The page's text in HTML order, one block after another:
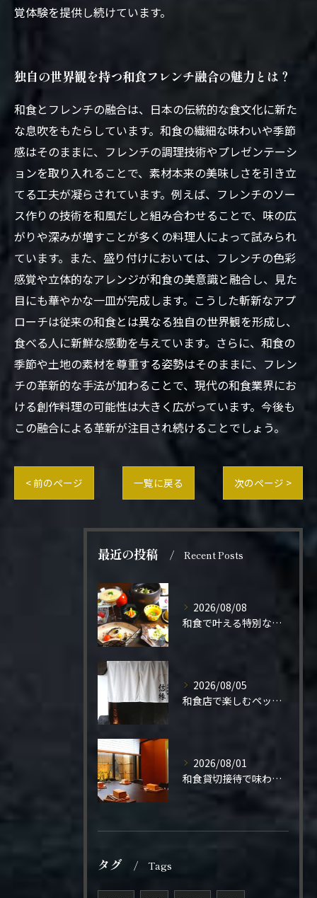
覚体験を提供し続けています。
独自の世界観を持つ和食フレンチ融合の魅力とは？
和食とフレンチの融合は、日本の伝統的な食文化に新た
な息吹をもたらしています。和食の繊細な味わいや季節
感はそのままに、フレンチの調理技術やプレゼンテーシ
ョンを取り入れることで、素材本来の美味しさを引き立
てる工夫が凝らされています。例えば、フレンチのソー
ス作りの技術を和風だしと組み合わせることで、味の広
がりや深みが増すことが多くの料理人によって試みられ
ています。また、盛り付けにおいては、フレンチの色彩
感覚や立体的なアレンジが和食の美意識と融合し、見た
目にも華やかな一皿が完成します。こうした斬新なアプ
ローチは従来の和食とは異なる独自の世界観を形成し、
食べる人に新鮮な感動を与えています。さらに、和食の
季節や土地の素材を尊重する姿勢はそのままに、フレン
チの革新的な手法が加わることで、現代の和食業界にお
ける創作料理の可能性は大きく広がっています。今後も
この融合による革新が注目され続けることでしょう。
< 前のページ 一覧に戻る 次のページ >
最近の投稿 Recent Posts
2026/08/08
和食で叶える特別なプロポーズ結婚
2026/08/05
和食店で楽しむペット同伴の食事体験
2026/08/01
和食貸切接待で味わう極上の一夜
タグ Tags